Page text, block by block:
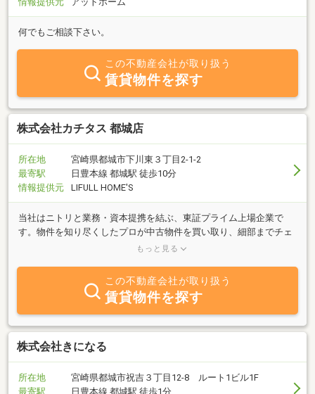
何でもご相談下さい。
この不動産会社が取り扱う
賃貸物件を探す
株式会社カチタス 都城店
所在地
宮崎県都城市下川東３丁目2-1-2
最寄駅
日豊本線 都城駅 徒歩10分
情報提供元
LIFULL HOME'S
当社はニトリと業務・資本提携を結ぶ、東証プライム上場企業で
す。物件を知り尽くしたプロが中古物件を買い取り、細部までチェ
ックし、自社規格に沿って丁寧にリフォームしているので、ご購入
もっと見る
この不動産会社が取り扱う
賃貸物件を探す
株式会社きになる
所在地
宮崎県都城市祝吉３丁目12-8 ルート1ビル1F
最寄駅
日豊本線 都城駅 徒歩1分